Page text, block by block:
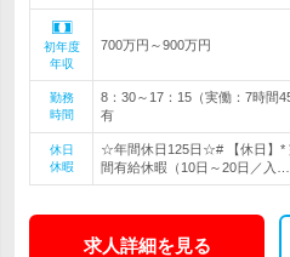
初年度
年収
700万円～900万円
勤務
時間
8：30～17：15（実働：7時間
有
休日
休暇
☆年間休日125日☆# 【休日】*
間有給休暇（10日～20日／入…
求人詳細を見る